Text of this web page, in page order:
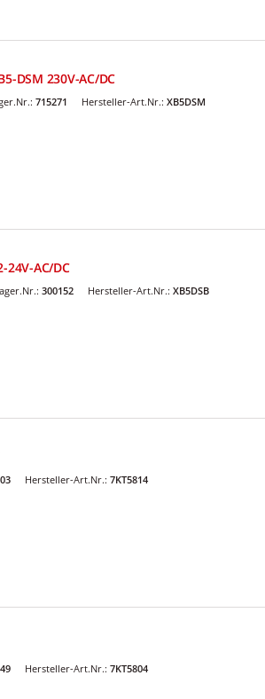
DSM 230V-AC/DC
715271 Hersteller-Art.Nr.: XB5DSM
AC/DC
300152 Hersteller-Art.Nr.: XB5DSB
Hersteller-Art.Nr.: 7KT5814
Hersteller-Art.Nr.: 7KT5804